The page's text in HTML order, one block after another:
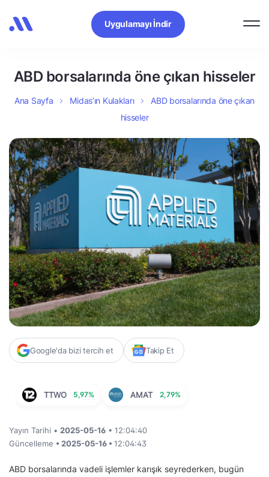
Uygulamayı İndir
ABD borsalarında öne çıkan hisseler
Ana Sayfa Midas’ın Kulakları
ABD borsalarında öne çıkan
hisseler
Google'da bizi tercih et Takip Et
TTWO 5,97% AMAT 2,79%
Yayın Tarihi • 2025-05-16 • 12:04:40
Güncelleme • 2025-05-16 • 12:04:43
ABD borsalarında vadeli işlemler karışık seyrederken, bugün